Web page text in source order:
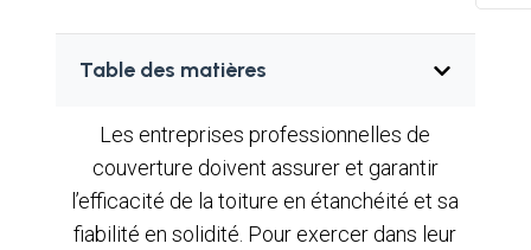
Table des matières
Les entreprises professionnelles de
couverture doivent assurer et garantir
l’efficacité de la toiture en étanchéité et sa
fiabilité en solidité. Pour exercer dans leur